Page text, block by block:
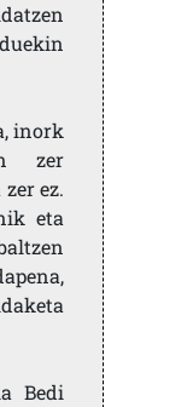
inork
zer
ez.
eta
Bedi